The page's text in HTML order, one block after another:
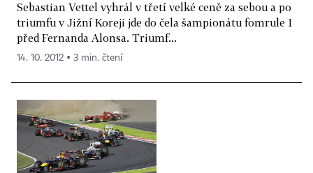
Sebastian Vettel vyhrál v třetí velké ceně za sebou a po
triumfu v Jižní Koreji jde do čela šampionátu fomrule 1
před Fernanda Alonsa. Triumf...
14. 10. 2012 ▪ 3 min. čtení